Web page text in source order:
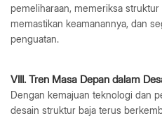
pemeliharaan, memeriksa
memastikan keamanannya, dan
penguatan.
VIII. Tren Masa Depan dalam
Dengan kemajuan teknologi dan
desain struktur baja terus